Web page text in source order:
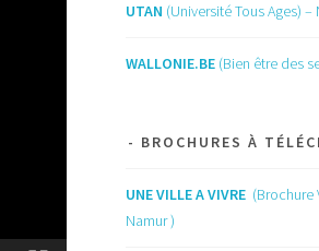
UTAN (Université Tous Ages) –
WALLONIE.BE (Bien être des
BROCHURES À
UNE VILLE A VIVRE (Brochure
Namur )